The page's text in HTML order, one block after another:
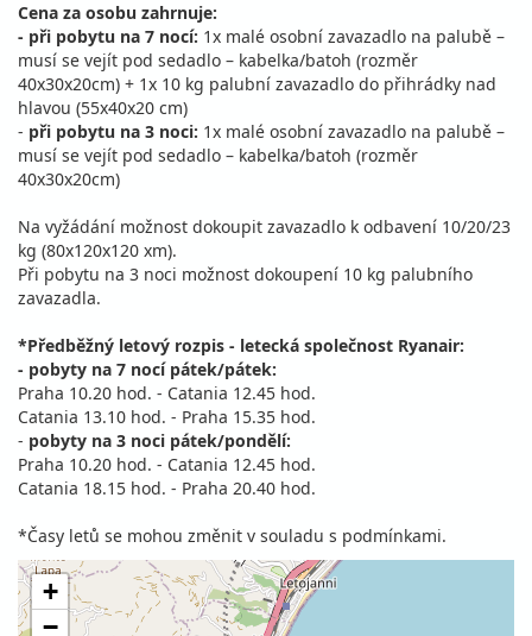
Cena za osobu zahrnuje:
- při pobytu na 7 nocí: 1x malé osobní zavazadlo na palubě –
musí se vejít pod sedadlo – kabelka/batoh (rozměr
40x30x20cm) + 1x 10 kg palubní zavazadlo do přihrádky nad
hlavou (55x40x20 cm)
- při pobytu na 3 noci: 1x malé osobní zavazadlo na palubě –
musí se vejít pod sedadlo – kabelka/batoh (rozměr
40x30x20cm)
Na vyžádání možnost dokoupit zavazadlo k odbavení 10/20/23
kg (80x120x120 xm).
Při pobytu na 3 noci možnost dokoupení 10 kg palubního
zavazadla.
*Předběžný letový rozpis - letecká společnost Ryanair:
- pobyty na 7 nocí pátek/pátek:
Praha 10.20 hod. - Catania 12.45 hod.
Catania 13.10 hod. - Praha 15.35 hod.
- pobyty na 3 noci pátek/pondělí:
Praha 10.20 hod. - Catania 12.45 hod.
Catania 18.15 hod. - Praha 20.40 hod.
*Časy letů se mohou změnit v souladu s podmínkami.
+
−